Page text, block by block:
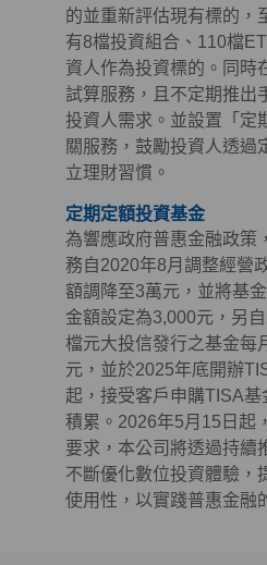
的並重新評估現有標的，
有8檔投資組合、110檔
資人作為投資標的。同時
試算服務，且不定期推出
投資人需求。並設置「定
關服務，鼓勵投資人透過
立理財習慣。
定期定額投資基金
為響應政府普惠金融政策
務自2020年8月調整經營
額調降至3萬元，並將基
金額設定為3,000元，另
檔元大投信發行之基金每
元，並於2025年底開辦
起，接受客戶申購TISA
積累。2026年5月15日起
要求，本公司將透過持續
不斷優化數位投資體驗，
使用性，以實踐普惠金融